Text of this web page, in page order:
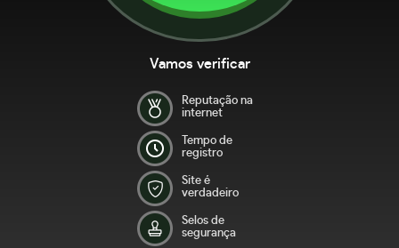
Vamos verificar
Reputação na
internet
Tempo de
registro
Site é
verdadeiro
Selos de
segurança